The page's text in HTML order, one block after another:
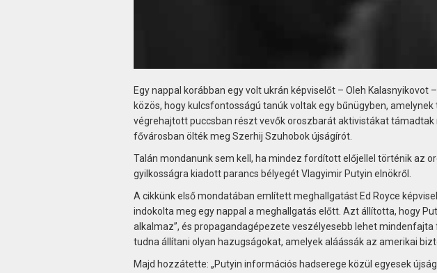
Egy nappal korábban egy volt ukrán képviselőt – Oleh
közös, hogy kulcsfontosságú tanúk voltak egy bűnügyben,
végrehajtott puccsban részt vevők oroszbarát aktivistákat
fővárosban ölték meg Szerhij Szuhobok újságírót.
Talán mondanunk sem kell, ha mindez fordított előjellel történik az
gyilkosságra kiadott parancs bélyegét Vlagyimir Putyin elnökről.
A cikkünk első mondatában említett meghallgatást Ed Royce
indokolta meg egy nappal a meghallgatás előtt. Azt állította, hogy
alkalmaz”, és propagandagépezete veszélyesebb lehet
tudna állítani olyan hazugságokat, amelyek aláássák az amerikai
Majd hozzátette: „Putyin információs hadserege közül egyesek